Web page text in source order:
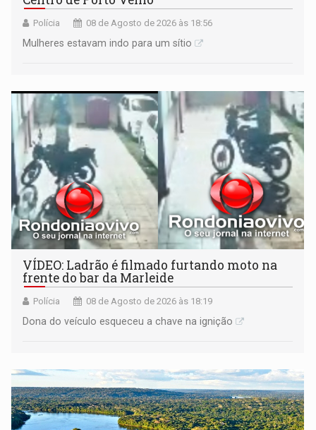
Polícia 08 de Agosto de 2026 às 18:56
Mulheres estavam indo para um sítio
VÍDEO: Ladrão é filmado furtando moto na
frente do bar da Marleide
Polícia 08 de Agosto de 2026 às 18:19
Dona do veículo esqueceu a chave na ignição